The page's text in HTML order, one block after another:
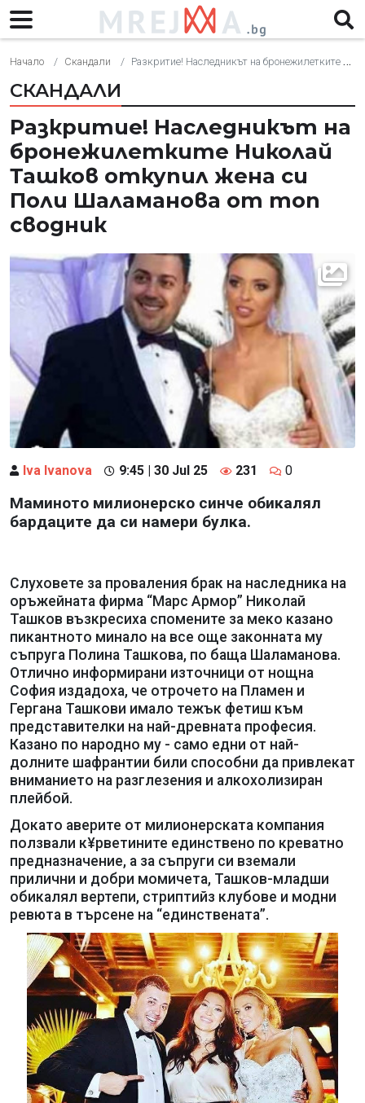
Начало Скандали Разкритие! Наследникът на бронежилетките Николай Ташков откупил жена си Поли Шаламанова от топ сводник
СКАНДАЛИ
Разкритие! Наследникът на
бронежилетките Николай
Ташков откупил жена си
Поли Шаламанова от топ
сводник
Iva Ivanova 9:45 | 30 Jul 25 231 0
Маминото милионерско синче обикалял
бардаците да си намери булка.
Слуховете за проваления брак на наследника на
оръжейната фирма “Марс Армор” Николай
Ташков възкресиха спомените за меко казано
пикантното минало на все още законната му
съпруга Полина Ташкова, по баща Шаламанова.
Отлично информирани източници от нощна
София издадоха, че отрочето на Пламен и
Гергана Ташкови имало тежък фетиш към
представителки на най-древната професия.
Казано по народно му - само едни от най-
долните шафрантии били способни да привлекат
вниманието на разглезения и алкохолизиран
плейбой.
Докато аверите от милионерската компания
ползвали к¥рветините единствено по креватно
предназначение, а за съпруги си вземали
прилични и добри момичета, Ташков-младши
обикалял вертепи, стриптийз клубове и модни
ревюта в търсене на “единствената”.